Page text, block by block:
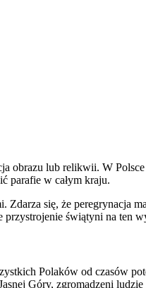
obrazu lub relikwii. W
parafie w całym kraju.
się, że peregrynacja
świątyni na ten
Polaków od czasów
Góry, zgromadzeni